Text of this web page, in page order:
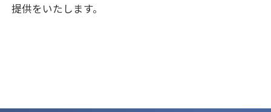
提供をいたします。